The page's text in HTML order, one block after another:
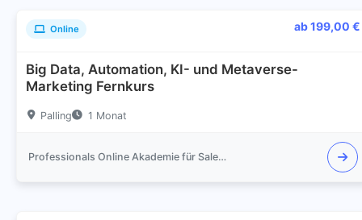
Online ab 199,00 €
Big Data, Automation, KI- und Metaverse-
Marketing Fernkurs
Palling 1 Monat
Professionals Online Akademie für Sales und Marketing